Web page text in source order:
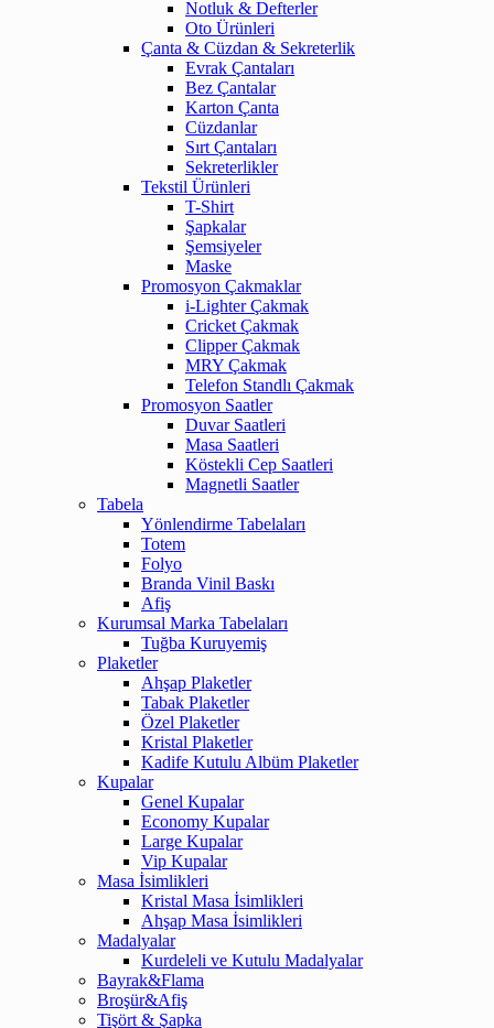
Notluk & Defterler
Oto Ürünleri
Çanta & Cüzdan & Sekreterlik
Evrak Çantaları
Bez Çantalar
Karton Çanta
Cüzdanlar
Sırt Çantaları
Sekreterlikler
Tekstil Ürünleri
T-Shirt
Şapkalar
Şemsiyeler
Maske
Promosyon Çakmaklar
i-Lighter Çakmak
Cricket Çakmak
Clipper Çakmak
MRY Çakmak
Telefon Standlı Çakmak
Promosyon Saatler
Duvar Saatleri
Masa Saatleri
Köstekli Cep Saatleri
Magnetli Saatler
Tabela
Yönlendirme Tabelaları
Totem
Folyo
Branda Vinil Baskı
Afiş
Kurumsal Marka Tabelaları
Tuğba Kuruyemiş
Plaketler
Ahşap Plaketler
Tabak Plaketler
Özel Plaketler
Kristal Plaketler
Kadife Kutulu Albüm Plaketler
Kupalar
Genel Kupalar
Economy Kupalar
Large Kupalar
Vip Kupalar
Masa İsimlikleri
Kristal Masa İsimlikleri
Ahşap Masa İsimlikleri
Madalyalar
Kurdeleli ve Kutulu Madalyalar
Bayrak&Flama
Broşür&Afiş
Tişört & Şapka